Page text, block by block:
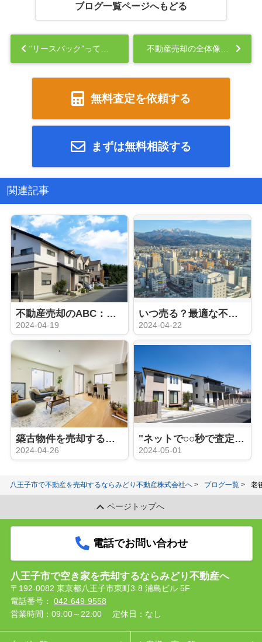
ブログ一覧ページへもどる
無料査定を依頼する
まずは無料相談する
関連記事
不動産売却のABC：押さえておきたい5つの基本
2024-04-19
いつ売る？最適な不動産売却タイミング
2024-04-22
築古物件を売却するときにリフォームは必要？
2024-04-26
"ネットで○○秒で査定"はウソ？ホント？：机上査定と訪問査定の違い
2024-05-01
八王子市で不動産を売却するならみどり不動産株式会社へ ブログ一覧 老
ページトップへ
電話でお問い合わせ
八王子市で空き家を売却するならみどり不動産へ
〒192-0082 東京都八王子市東町3-8 浦島ビル 5F
電話番号： 042-649-9558
営業時間：09:00～22:00
定休日：なし